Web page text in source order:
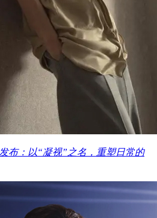
布：以“凝视”之名，重塑日常的